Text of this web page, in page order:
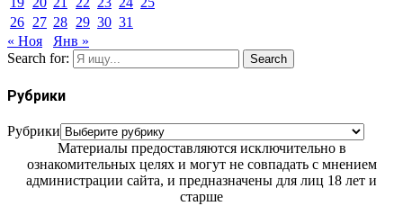
26 27 28 29 30 31
« Ноя
Янв »
Search for:
Search
Рубрики
Рубрики
Материалы предоставляются исключительно в
ознакомительных целях и могут не совпадать с мнением
администрации сайта, и предназначены для лиц 18 лет и
старше